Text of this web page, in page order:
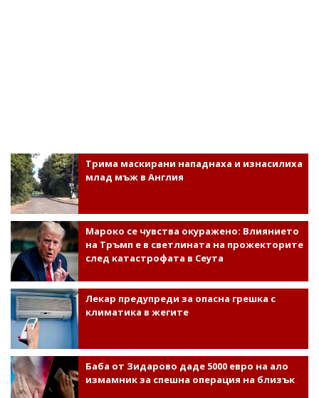
Трима маскирани нападнаха и изнасилиха
млад мъж в Англия
Мароко се чувства окуражено: Влиянието
на Тръмп е в светлината на прожекторите
след катастрофата в Сеута
Лекар предупреди за опасна грешка с
климатика в жегите
Баба от Зидарово даде 5000 евро на ало
измамник за спешна операция на близък